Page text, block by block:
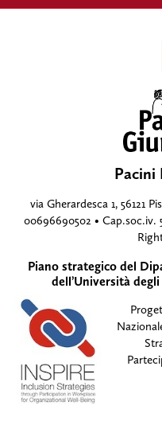
Pacini
via Gherardesca 1, 56121
00696690502 •
Piano strategico del
dell’Università